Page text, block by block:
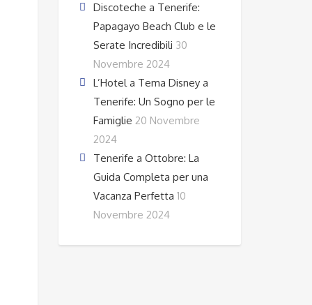
Discoteche a Tenerife:
Papagayo Beach Club e le
Serate Incredibili 30
Novembre 2024
L’Hotel a Tema Disney a
Tenerife: Un Sogno per le
Famiglie 20 Novembre
2024
Tenerife a Ottobre: La
Guida Completa per una
Vacanza Perfetta 10
Novembre 2024